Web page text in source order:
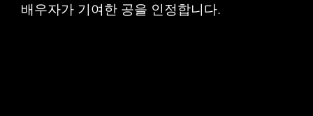
배우자가 기여한 공을 인정합니다.